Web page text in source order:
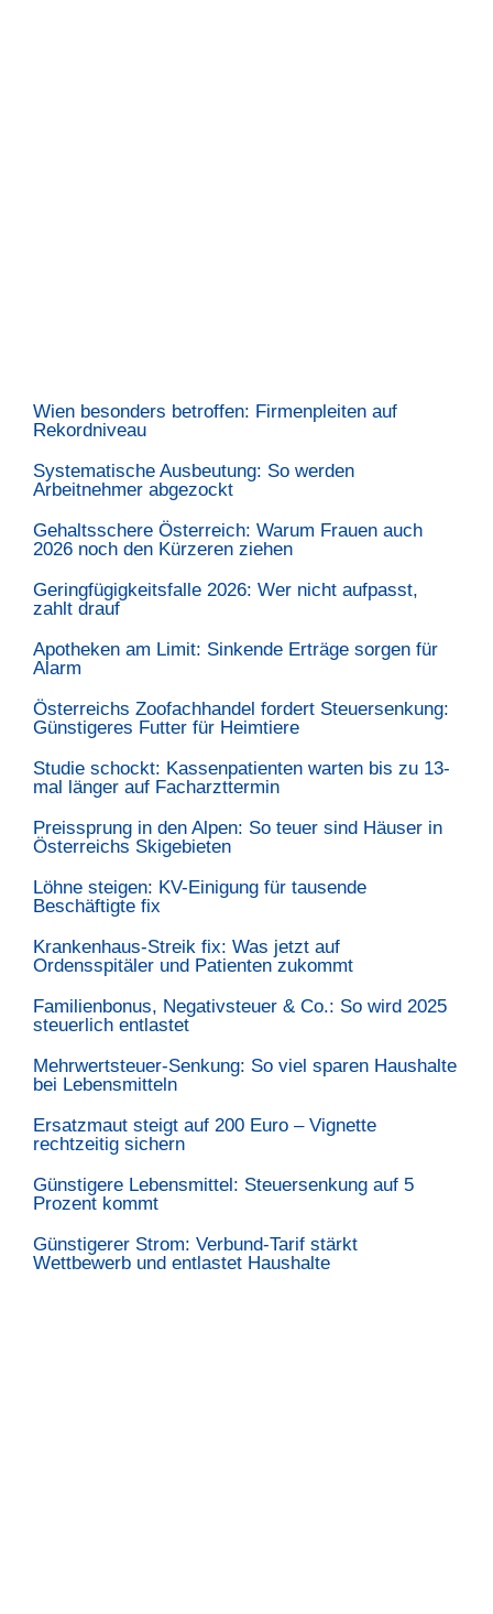
Wien besonders betroffen: Firmenpleiten auf
Rekordniveau
Systematische Ausbeutung: So werden
Arbeitnehmer abgezockt
Gehaltsschere Österreich: Warum Frauen auch
2026 noch den Kürzeren ziehen
Geringfügigkeitsfalle 2026: Wer nicht aufpasst,
zahlt drauf
Apotheken am Limit: Sinkende Erträge sorgen für
Alarm
Österreichs Zoofachhandel fordert Steuersenkung:
Günstigeres Futter für Heimtiere
Studie schockt: Kassenpatienten warten bis zu 13-
mal länger auf Facharzttermin
Preissprung in den Alpen: So teuer sind Häuser in
Österreichs Skigebieten
Löhne steigen: KV-Einigung für tausende
Beschäftigte fix
Krankenhaus-Streik fix: Was jetzt auf
Ordensspitäler und Patienten zukommt
Familienbonus, Negativsteuer & Co.: So wird 2025
steuerlich entlastet
Mehrwertsteuer-Senkung: So viel sparen Haushalte
bei Lebensmitteln
Ersatzmaut steigt auf 200 Euro – Vignette
rechtzeitig sichern
Günstigere Lebensmittel: Steuersenkung auf 5
Prozent kommt
Günstigerer Strom: Verbund-Tarif stärkt
Wettbewerb und entlastet Haushalte